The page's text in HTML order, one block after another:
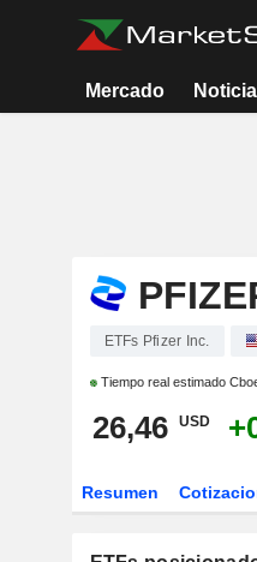
Mercado
ETFs Pfizer Inc.
Tiempo real estimado
26,46 USD
Resumen